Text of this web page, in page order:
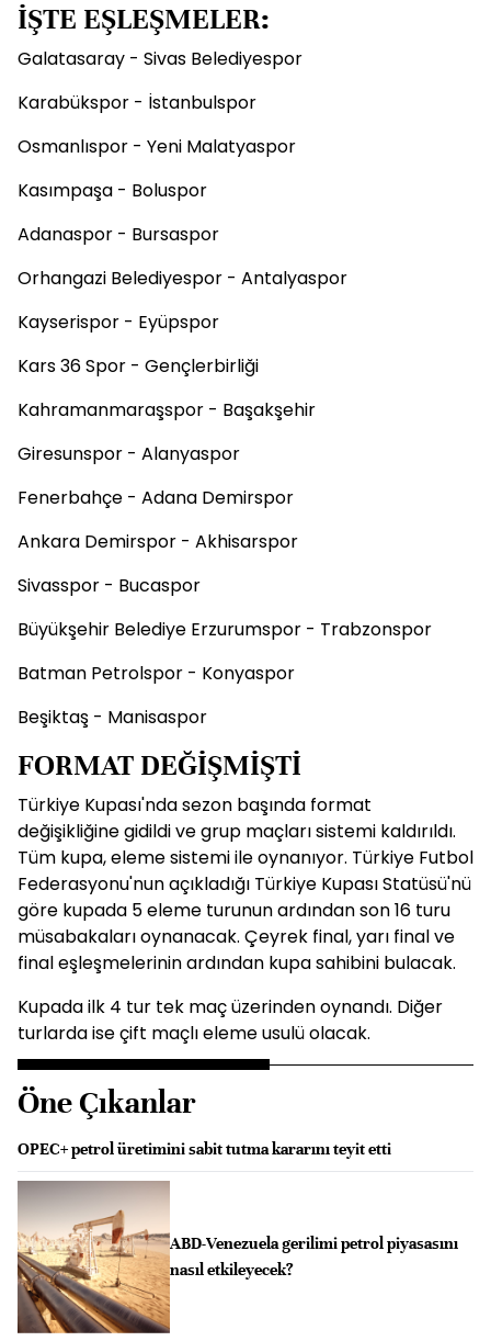
İŞTE EŞLEŞMELER:
Galatasaray - Sivas Belediyespor
Karabükspor - İstanbulspor
Osmanlıspor - Yeni Malatyaspor
Kasımpaşa - Boluspor
Adanaspor - Bursaspor
Orhangazi Belediyespor - Antalyaspor
Kayserispor - Eyüpspor
Kars 36 Spor - Gençlerbirliği
Kahramanmaraşspor - Başakşehir
Giresunspor - Alanyaspor
Fenerbahçe - Adana Demirspor
Ankara Demirspor - Akhisarspor
Sivasspor - Bucaspor
Büyükşehir Belediye Erzurumspor - Trabzonspor
Batman Petrolspor - Konyaspor
Beşiktaş - Manisaspor
FORMAT DEĞİŞMİŞTİ
Türkiye Kupası'nda sezon başında format
değişikliğine gidildi ve grup maçları sistemi kaldırıldı.
Tüm kupa, eleme sistemi ile oynanıyor. Türkiye Futbol
Federasyonu'nun açıkladığı Türkiye Kupası Statüsü'nü
göre kupada 5 eleme turunun ardından son 16 turu
müsabakaları oynanacak. Çeyrek final, yarı final ve
final eşleşmelerinin ardından kupa sahibini bulacak.
Kupada ilk 4 tur tek maç üzerinden oynandı. Diğer
turlarda ise çift maçlı eleme usulü olacak.
Öne Çıkanlar
OPEC+ petrol üretimini sabit tutma kararını teyit etti
ABD-Venezuela gerilimi petrol piyasasını
nasıl etkileyecek?